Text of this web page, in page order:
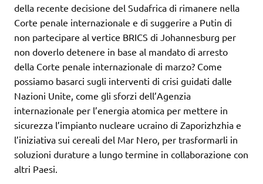
della recente decisione del Sudafrica di rimanere nella
Corte penale internazionale e di suggerire a Putin di
non partecipare al vertice BRICS di Johannesburg per
non doverlo detenere in base al mandato di arresto
della Corte penale internazionale di marzo? Come
possiamo basarci sugli interventi di crisi guidati dalle
Nazioni Unite, come gli sforzi dell’Agenzia
internazionale per l’energia atomica per mettere in
sicurezza l’impianto nucleare ucraino di Zaporizhzhia e
l’iniziativa sui cereali del Mar Nero, per trasformarli in
soluzioni durature a lungo termine in collaborazione con
altri Paesi.